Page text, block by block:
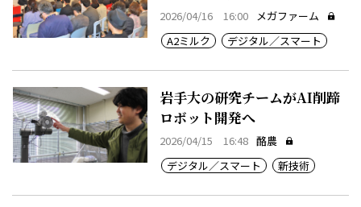
2026/04/16 16:00 メガファーム
A2ミルク
デジタル／スマート
岩手大の研究チームがAI削蹄
ロボット開発へ
2026/04/15 16:48 酪農
デジタル／スマート
新技術